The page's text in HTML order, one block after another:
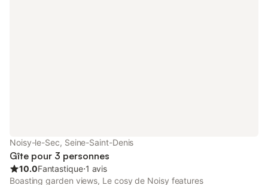
Noisy-le-Sec, Seine-Saint-Denis
Gîte pour 3 personnes
10.0Fantastique⋅1 avis
Boasting garden views, Le cosy de Noisy features